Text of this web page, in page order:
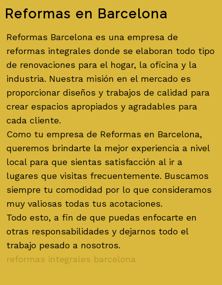
Reformas en Barcelona
Reformas Barcelona es una empresa de
reformas integrales donde se elaboran todo tipo
de renovaciones para el hogar, la oficina y la
industria. Nuestra misión en el mercado es
proporcionar diseños y trabajos de calidad para
crear espacios apropiados y agradables para
cada cliente.
Como tu empresa de Reformas en Barcelona,
queremos brindarte la mejor experiencia a nivel
local para que sientas satisfacción al ir a
lugares que visitas frecuentemente. Buscamos
siempre tu comodidad por lo que consideramos
muy valiosas todas tus acotaciones.
Todo esto, a fin de que puedas enfocarte en
otras responsabilidades y dejarnos todo el
trabajo pesado a nosotros.
reformas integrales barcelona